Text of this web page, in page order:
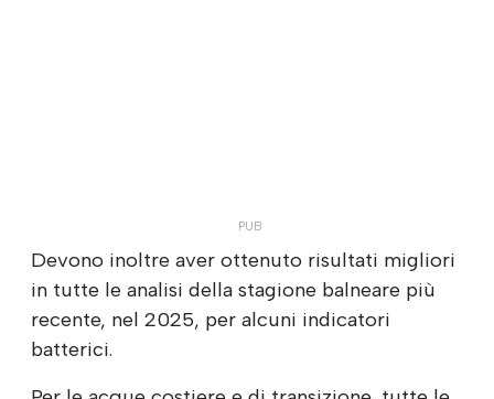
Devono inoltre aver ottenuto risultati migliori
in tutte le analisi della stagione balneare più
recente, nel 2025, per alcuni indicatori
batterici.